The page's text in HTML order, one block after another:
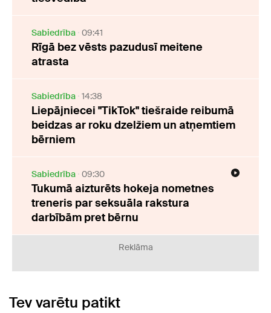
Sabiedrība 09:41
Rīgā bez vēsts pazudusī meitene
atrasta
Sabiedrība 14:38
Liepājniecei "TikTok" tiešraide reibumā
beidzas ar roku dzelžiem un atņemtiem
bērniem
Sabiedrība 09:30
Tukumā aizturēts hokeja nometnes
treneris par seksuāla rakstura
darbībām pret bērnu
Reklāma
Tev varētu patikt